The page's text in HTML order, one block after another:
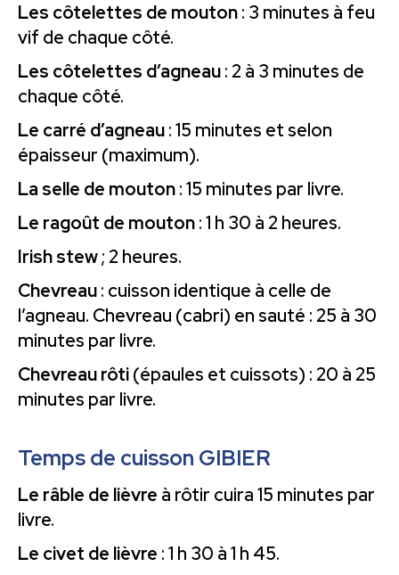
Les côtelettes de mouton: 3 minutes à feu
vif de chaque côté.
Les côtelettes d’agneau: 2 à 3 minutes de
chaque côté.
Le carré d’agneau: 15 minutes et selon
épaisseur (maximum).
La selle de mouton: 15 minutes par livre.
Le ragoût de mouton: 1 h 30 à 2 heures.
Irish stew; 2 heures.
Chevreau: cuisson identique à celle de
l’agneau. Chevreau (cabri) en sauté : 25 à 30
minutes par livre.
Chevreau rôti(épaules et cuissots) : 20 à 25
minutes par livre.
Temps de cuisson GIBIER
Le râble de lièvre à rôtir cuira 15 minutes par
livre.
Le civet de lièvre : 1 h 30 à 1 h 45.